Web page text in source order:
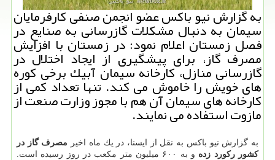
به گزارش نیو باكس عضو انجمن صنفی كارفرمایان
سیمان به دنبال مشكلات گازرسانی به صنایع در
فصل زمستان اعلام نمود: در زمستان با افزایش
مصرف گاز، برای پیشگیری از ایجاد اختلال در
گازرسانی منازل، كارخانه سیمان آبیك برخی كوره
های خویش را خاموش می كند. تنها تعداد كمی از
كارخانه های سیمان آن هم با مجوز وزارت صنعت از
مازوت استفاده می نمایند.
به گزارش نیو باكس به نقل از ایسنا، در یك ماه اخیر مصرف گاز در
كشور ركورد زده
و به ۶۰۰ میلیون متر مكعب در روز رسیده است.